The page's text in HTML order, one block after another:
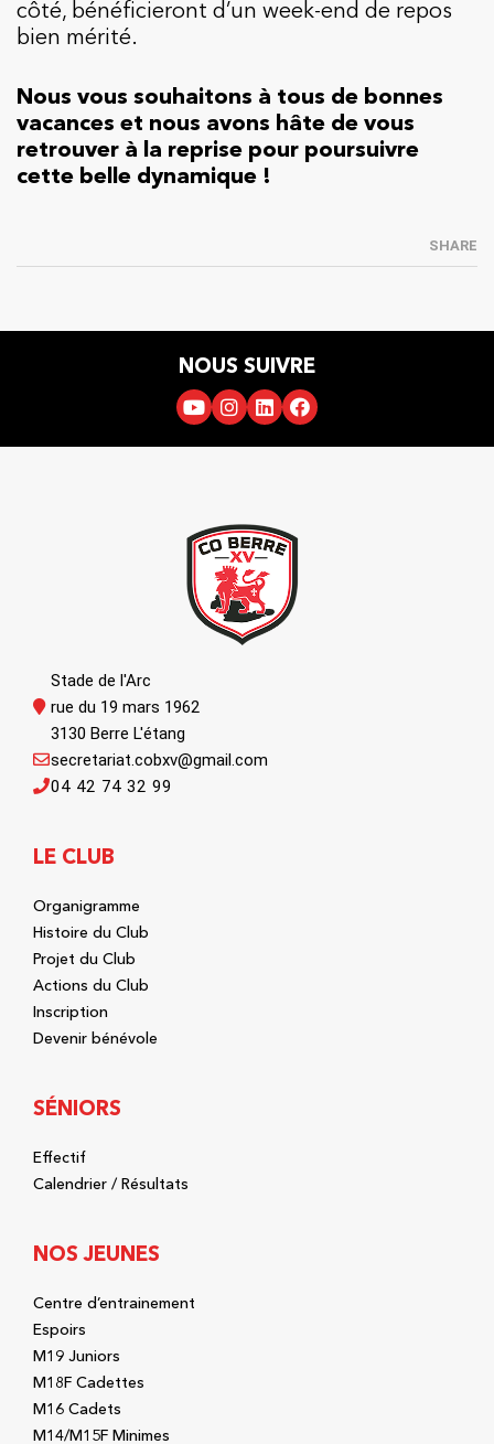
côté, bénéficieront d’un week-end de repos
bien mérité.
Nous vous souhaitons à tous de bonnes
vacances et nous avons hâte de vous
retrouver à la reprise pour poursuivre
cette belle dynamique !
SHARE
NOUS SUIVRE
Stade de l'Arc
rue du 19 mars 1962
3130 Berre L'étang
04 42 74 32 99
secretariat.cobxv@gmail.com
LE CLUB
Organigramme
Histoire du Club
Projet du Club
Actions du Club
Inscription
Devenir bénévole
SÉNIORS
Effectif
Calendrier / Résultats
NOS JEUNES
Centre d’entrainement
Espoirs
M19 Juniors
M18F Cadettes
M16 Cadets
M14/M15F Minimes